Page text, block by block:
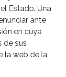
Estado. Una
ante
en cuya
de sus
la web de la